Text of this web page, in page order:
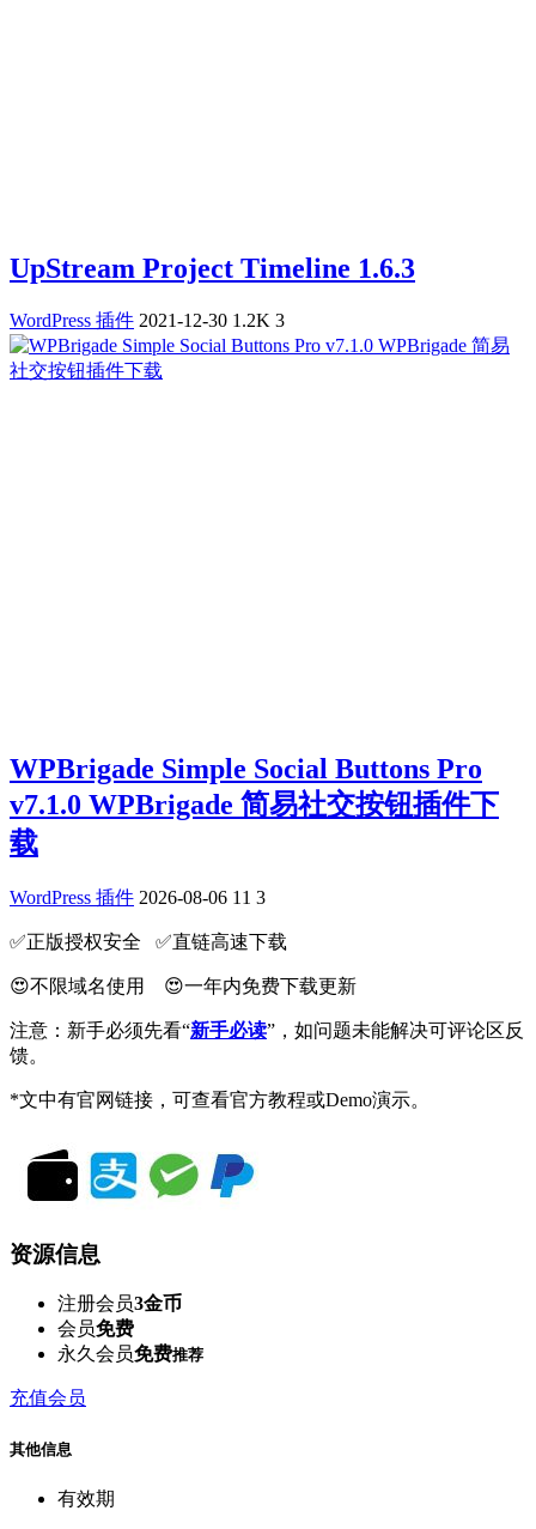
UpStream Project Timeline 1.6.3
WordPress 插件 2021-12-30 1.2K 3
WPBrigade Simple Social Buttons Pro
v7.1.0 WPBrigade 简易社交按钮插件下
载
WordPress 插件 2026-08-06 11 3
✅️正版授权安全 ✅️直链高速下载
😍不限域名使用 😍一年内免费下载更新
注意：新手必须先看“新手必读”，如问题未能解决可评论区反
馈。
*文中有官网链接，可查看官方教程或Demo演示。
资源信息
注册会员3金币
会员免费
永久会员免费推荐
充值会员
其他信息
有效期